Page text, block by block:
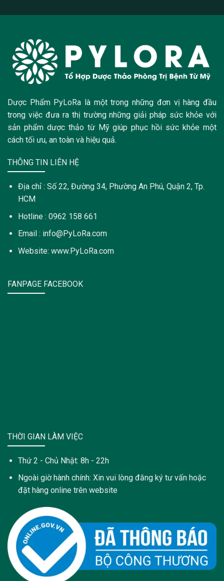
Dược Phẩm PyLoRa là một trong những đơn vị hàng đầu
trong việc đưa ra thị trường những giải pháp sức khỏe với
sản phẩm dược thảo từ Mỹ giúp phục hồi sức khỏe một
cách tối ưu, an toàn và hiệu quả.
THÔNG TIN LIÊN HỆ
Địa chỉ : Số 22, Đường 34, Phường An Phú, Quận 2, Tp.
HCM
Hotline : 0962 158 661
Email : info@PyLoRa.com
Website: www.PyLoRa.com
FANPAGE FACEBOOK
THỜI GIAN LÀM VIỆC
Thứ 2 - Chủ Nhật: 8h - 22h
Ngoài giờ hành chính: Xin vui lòng đăng ký tư vấn hoặc
đặt hàng online trên website